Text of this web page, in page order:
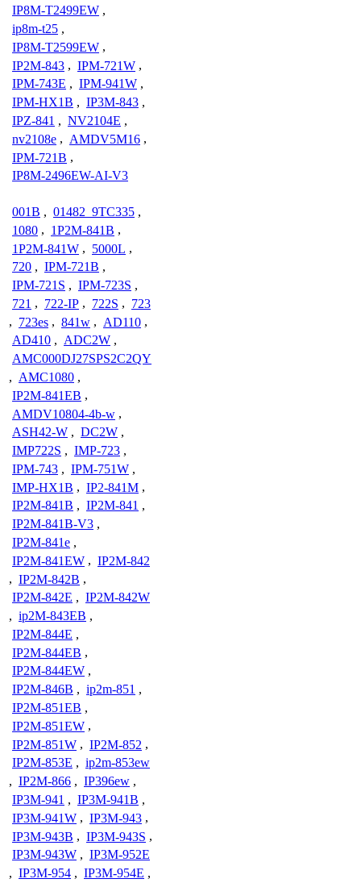
IP8M-T2499EW ,
ip8m-t25 ,
IP8M-T2599EW ,
IP2M-843 , IPM-721W ,
IPM-743E , IPM-941W ,
IPM-HX1B , IP3M-843 ,
IPZ-841 , NV2104E ,
nv2108e , AMDV5M16 ,
IPM-721B ,
IP8M-2496EW-AI-V3
001B , 01482_9TC335 ,
1080 , 1P2M-841B ,
1P2M-841W , 5000L ,
720 , IPM-721B ,
IPM-721S , IPM-723S ,
721 , 722-IP , 722S , 723
, 723es , 841w , AD110 ,
AD410 , ADC2W ,
AMC000DJ27SPS2C2QY
, AMC1080 ,
IP2M-841EB ,
AMDV10804-4b-w ,
ASH42-W , DC2W ,
IMP722S , IMP-723 ,
IPM-743 , IPM-751W ,
IMP-HX1B , IP2-841M ,
IP2M-841B , IP2M-841 ,
IP2M-841B-V3 ,
IP2M-841e ,
IP2M-841EW , IP2M-842
, IP2M-842B ,
IP2M-842E , IP2M-842W
, ip2M-843EB ,
IP2M-844E ,
IP2M-844EB ,
IP2M-844EW ,
IP2M-846B , ip2m-851 ,
IP2M-851EB ,
IP2M-851EW ,
IP2M-851W , IP2M-852 ,
IP2M-853E , ip2m-853ew
, IP2M-866 , IP396ew ,
IP3M-941 , IP3M-941B ,
IP3M-941W , IP3M-943 ,
IP3M-943B , IP3M-943S ,
IP3M-943W , IP3M-952E
, IP3M-954 , IP3M-954E ,